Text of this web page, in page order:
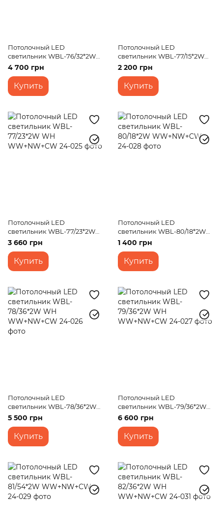
Потолочный LED
светильник WBL-76/32*2W
BK WW+NW+CW
4 700 грн
Купить
Потолочный LED
светильник WBL-77/15*2W
WH WW+NW+CW
2 200 грн
Купить
Потолочный LED
светильник WBL-77/23*2W
WH WW+NW+CW
3 660 грн
Купить
Потолочный LED
светильник WBL-80/18*2W
WW+NW+CW
1 400 грн
Купить
Потолочный LED
светильник WBL-78/36*2W
WH WW+NW+CW
5 500 грн
Купить
Потолочный LED
светильник WBL-79/36*2W
WH WW+NW+CW
6 600 грн
Купить